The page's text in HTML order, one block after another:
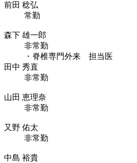
前田 稔弘
常勤
森下 雄一郎
非常勤
・脊椎専門外来 担当医
田中 秀直
非常勤
山田 恵理奈
非常勤
又野 佑太
非常勤
中島 裕貴